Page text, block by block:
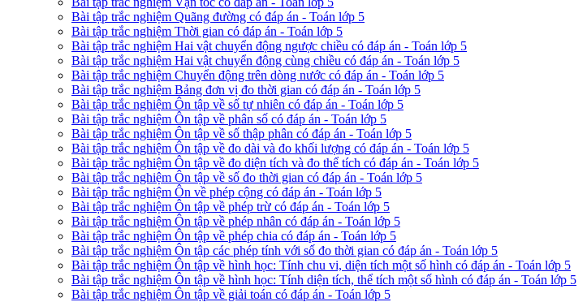
Bài tập trắc nghiệm Quãng đường có đáp án - Toán lớp 5
Bài tập trắc nghiệm Thời gian có đáp án - Toán lớp 5
Bài tập trắc nghiệm Hai vật chuyển động ngược chiều có đáp án - Toán lớp 5
Bài tập trắc nghiệm Hai vật chuyển động cùng chiều có đáp án - Toán lớp 5
Bài tập trắc nghiệm Chuyển động trên dòng nước có đáp án - Toán lớp 5
Bài tập trắc nghiệm Bảng đơn vị đo thời gian có đáp án - Toán lớp 5
Bài tập trắc nghiệm Ôn tập về số tự nhiên có đáp án - Toán lớp 5
Bài tập trắc nghiệm Ôn tập về phân số có đáp án - Toán lớp 5
Bài tập trắc nghiệm Ôn tập về số thập phân có đáp án - Toán lớp 5
Bài tập trắc nghiệm Ôn tập về đo dài và đo khối lượng có đáp án - Toán lớp 5
Bài tập trắc nghiệm Ôn tập về đo diện tích và đo thể tích có đáp án - Toán lớp 5
Bài tập trắc nghiệm Ôn tập về số đo thời gian có đáp án - Toán lớp 5
Bài tập trắc nghiệm Ôn về phép cộng có đáp án - Toán lớp 5
Bài tập trắc nghiệm Ôn tập về phép trừ có đáp án - Toán lớp 5
Bài tập trắc nghiệm Ôn tập về phép nhân có đáp án - Toán lớp 5
Bài tập trắc nghiệm Ôn tập về phép chia có đáp án - Toán lớp 5
Bài tập trắc nghiệm Ôn tập các phép tính với số đo thời gian có đáp án - Toán lớp 5
Bài tập trắc nghiệm Ôn tập về hình học: Tính chu vi, diện tích một số hình có đáp án - Toán lớp 5
Bài tập trắc nghiệm Ôn tập về hình học: Tính diện tích, thể tích một số hình có đáp án - Toán lớp 5
Bài tập trắc nghiệm Ôn tập về giải toán có đáp án - Toán lớp 5